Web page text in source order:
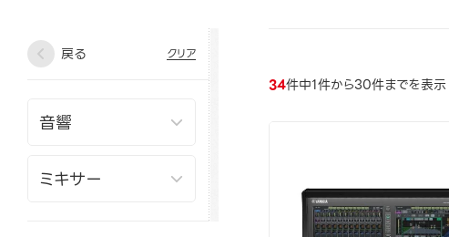
戻る クリア
34件中1件から30件までを表示